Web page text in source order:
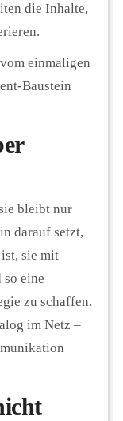
die Inhalte,
einmaligen
Baustein
bleibt nur
darauf setzt,
sie mit
so eine
zu schaffen.
im Netz –